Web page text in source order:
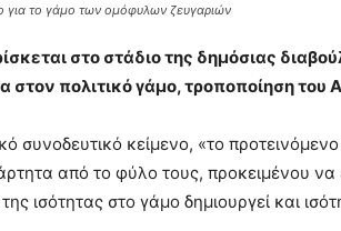
για το γάμο των ομόφυλων ζευγαριών
στο στάδιο της δημόσιας
στον πολιτικό γάμο, τροποποίηση
συνοδευτικό κείμενο, «το
από το φύλο τους, προκειμένου να
ισότητας στο γάμο δημιουργεί και